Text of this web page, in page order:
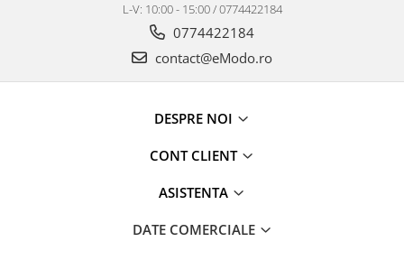
L-V: 10:00 - 15:00 / 0774422184
0774422184
contact@eModo.ro
DESPRE NOI
CONT CLIENT
ASISTENTA
DATE COMERCIALE